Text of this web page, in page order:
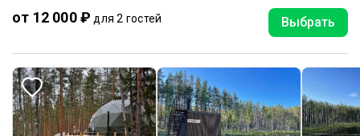
от 12 000 ₽ для 2 гостей Выбрать